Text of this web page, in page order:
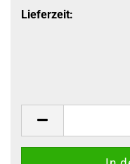
Lieferzeit: